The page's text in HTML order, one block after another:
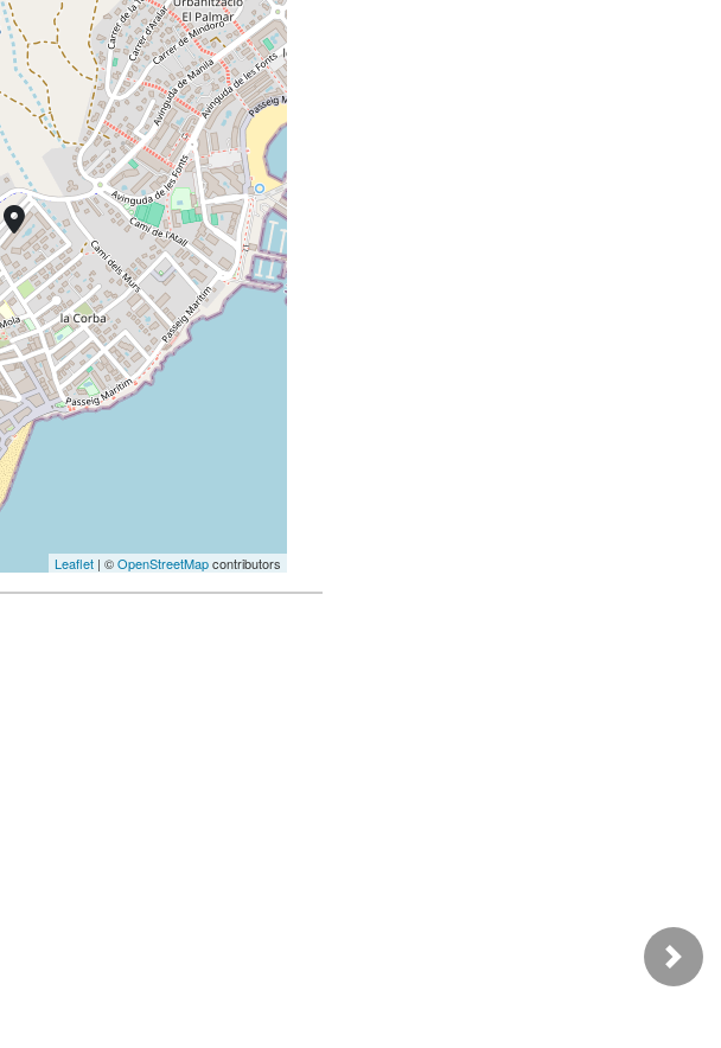
Leaflet | ©OpenStreetMapcontributors
Next